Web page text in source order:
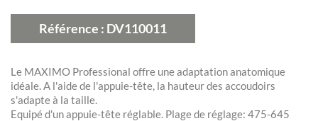
Référence : DV110011
Le MAXIMO Professional offre une adaptation anatomique
idéale. A l'aide de l'appuie-tête, la hauteur des accoudoirs
s'adapte à la taille.
Equipé d'un appuie-tête réglable. Plage de réglage: 475-645